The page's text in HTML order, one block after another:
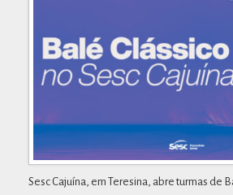
Sesc Cajuína, em Teresina, abre turmas de